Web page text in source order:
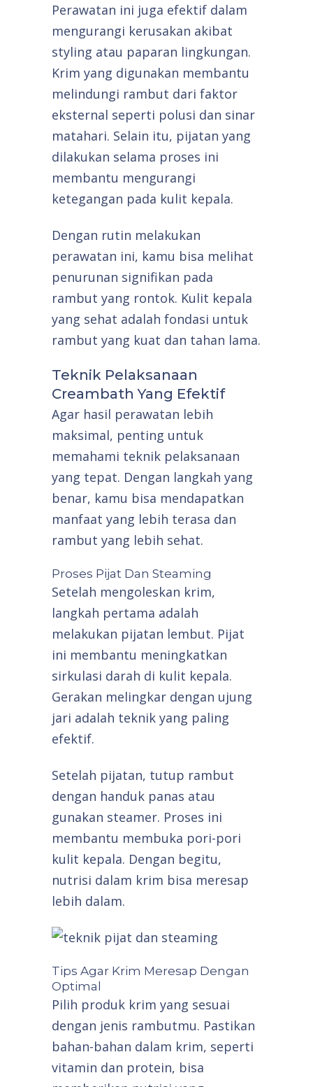
Perawatan ini juga efektif dalam
mengurangi kerusakan akibat
styling atau paparan lingkungan.
Krim yang digunakan membantu
melindungi rambut dari faktor
eksternal seperti polusi dan sinar
matahari. Selain itu, pijatan yang
dilakukan selama proses ini
membantu mengurangi
ketegangan pada kulit kepala.
Dengan rutin melakukan
perawatan ini, kamu bisa melihat
penurunan signifikan pada
rambut yang rontok. Kulit kepala
yang sehat adalah fondasi untuk
rambut yang kuat dan tahan lama.
Teknik Pelaksanaan
Creambath Yang Efektif
Agar hasil perawatan lebih
maksimal, penting untuk
memahami teknik pelaksanaan
yang tepat. Dengan langkah yang
benar, kamu bisa mendapatkan
manfaat yang lebih terasa dan
rambut yang lebih sehat.
Proses Pijat Dan Steaming
Setelah mengoleskan krim,
langkah pertama adalah
melakukan pijatan lembut. Pijat
ini membantu meningkatkan
sirkulasi darah di kulit kepala.
Gerakan melingkar dengan ujung
jari adalah teknik yang paling
efektif.
Setelah pijatan, tutup rambut
dengan handuk panas atau
gunakan steamer. Proses ini
membantu membuka pori-pori
kulit kepala. Dengan begitu,
nutrisi dalam krim bisa meresap
lebih dalam.
Tips Agar Krim Meresap Dengan
Optimal
Pilih produk krim yang sesuai
dengan jenis rambutmu. Pastikan
bahan-bahan dalam krim, seperti
vitamin dan protein, bisa